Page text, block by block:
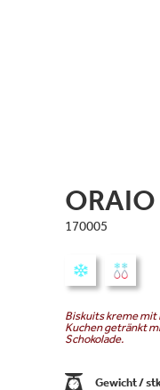
170005
Biskuits kreme mit
Kuchen getränkt
Schokolade.
Gewicht /